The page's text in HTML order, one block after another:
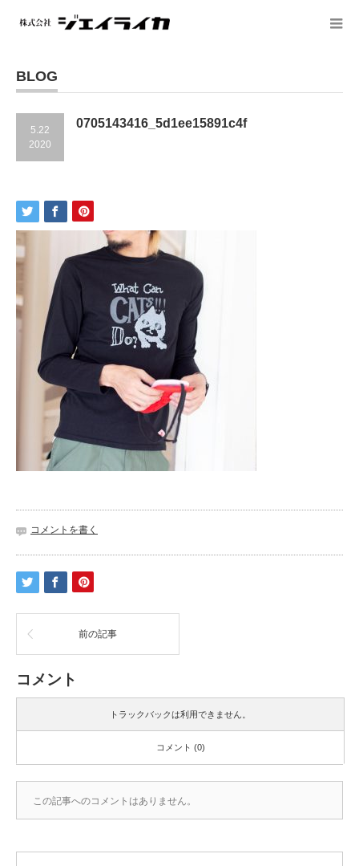
BLOG
5.22
2020
0705143416_5d1ee15891c4f
コメントを書く
前の記事
コメント
トラックバックは利用できません。
コメント (0)
この記事へのコメントはありません。